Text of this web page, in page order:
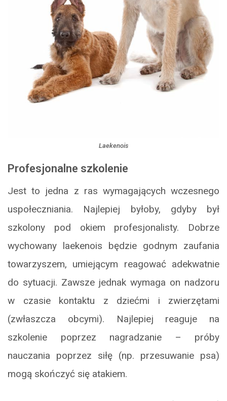
Laekenois
Profesjonalne szkolenie
Jest to jedna z ras wymagających wczesnego
uspołeczniania. Najlepiej byłoby, gdyby był
szkolony pod okiem profesjonalisty. Dobrze
wychowany laekenois będzie godnym zaufania
towarzyszem, umiejącym reagować adekwatnie
do sytuacji. Zawsze jednak wymaga on nadzoru
w czasie kontaktu z dziećmi i zwierzętami
(zwłaszcza obcymi). Najlepiej reaguje na
szkolenie poprzez nagradzanie – próby
nauczania poprzez siłę (np. przesuwanie psa)
mogą skończyć się atakiem.